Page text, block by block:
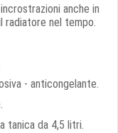
anche in
radiatore nel tempo.
- anticongelante.
tanica da 4,5 litri.